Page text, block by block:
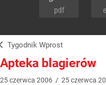
pdf
Tygodnik Wprost
Apteka blagierów
25czerwca 2006 / 25czerwca